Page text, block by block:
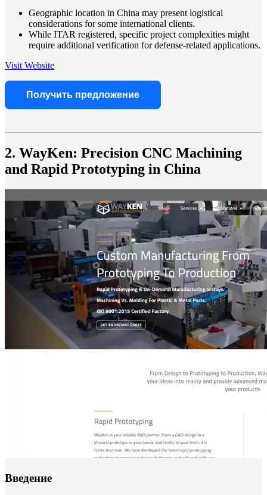
Geographic location in China may present logistical
considerations for some international clients.
While ITAR registered, specific project complexities might
require additional verification for defense-related applications.
Visit Website
Получить предложение
2. WayKen: Precision CNC Machining
and Rapid Prototyping in China
Введение